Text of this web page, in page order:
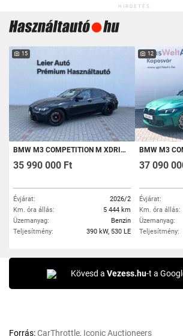
HIRDETÉS
15
BMW M3 COMPETITION M XDRIVE (AUTOMATA) ÁFÁS - GARANCIÁLIS - BMW GYŐR
35 990 000 Ft
Évjárat:
2026/2
Km. óra állás:
5 444 km
Üzemanyag:
Benzin
Teljesítmény:
390 kW, 530 LE
12
BMW M3 COMPETITION M
37 090
Évjárat:
Km. óra állás:
Üzemanyag:
Teljesítmény:
Kövesd a Vezess.hu-t a
Forrás:CarThrottle, Iconic Auctioneers